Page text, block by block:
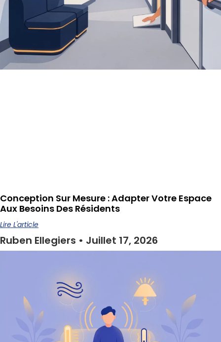
Conception Sur Mesure : Adapter Votre Espace
Aux Besoins Des Résidents
Lire L'article
Ruben Ellegiers Juillet 17, 2026